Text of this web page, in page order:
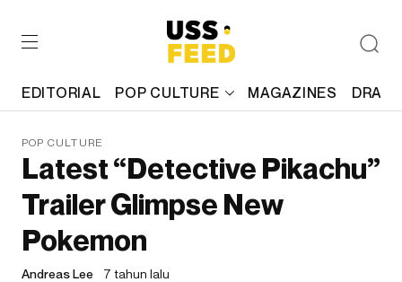
EDITORIAL POP CULTURE MAGAZINES
POP CULTURE
Latest “Detective Pikachu”
Trailer Glimpse New
Pokemon
Andreas Lee 7 tahun lalu